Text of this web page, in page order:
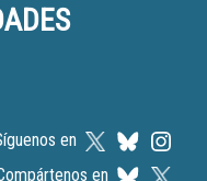
en
en